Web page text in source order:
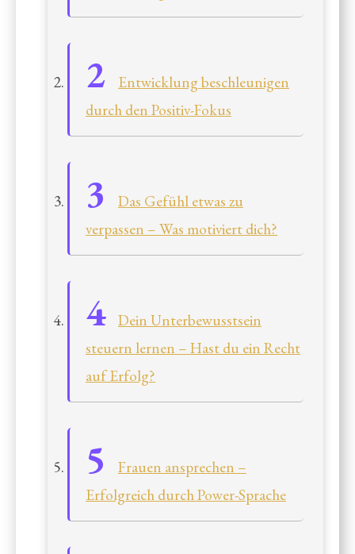
Entwicklung beschleunigen
durch den Positiv-Fokus
Das Gefühl etwas zu
verpassen – Was motiviert dich?
Dein Unterbewusstsein
steuern lernen – Hast du ein Recht
auf Erfolg?
Frauen ansprechen –
Erfolgreich durch Power-Sprache